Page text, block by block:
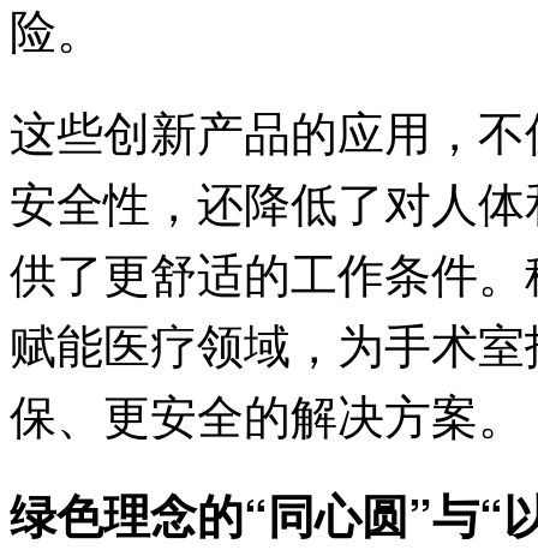
险。
这些创新产品的应用，
安全性，还降低了对人
供了更舒适的工作条件
赋能医疗领域，为手术
保、更安全的解决方案。
绿色理念的“同心圆”与“